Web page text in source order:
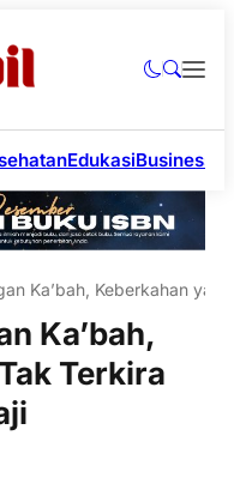
EdukasiBusiness
Ka’bah, Keberkahan
Ka’bah,
Terkira